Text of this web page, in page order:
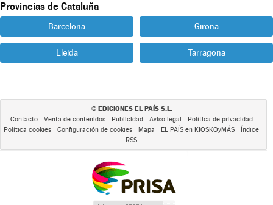
Provincias de Cataluña
Barcelona Girona
Lleida Tarragona
© EDICIONES EL PAÍS S.L.
Contacto Venta de contenidos Publicidad Aviso legal
Política de privacidad
Política cookies
Configuración de cookies Mapa EL PAÍS en KIOSKOyMÁS
Índice
RSS